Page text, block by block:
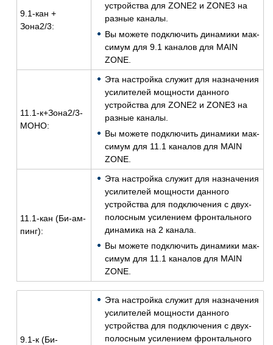
9.1-кан +
Зона2/3:
устрой­ства для ZONE2 и ZONE3 на
раз­ные ка­на­лы.
Вы мо­же­те под­клю­чить ди­на­ми­ки мак­
си­мум для 9.1 ка­на­лов для MAIN
ZONE.
11.1-к+Зона2/3-
МОНО:
Эта на­строй­ка слу­жит для на­зна­че­ния
уси­ли­те­лей мощ­но­сти дан­но­го
устрой­ства для ZONE2 и ZONE3 на
раз­ные ка­на­лы.
Вы мо­же­те под­клю­чить ди­на­ми­ки мак­
си­мум для 11.1 ка­на­лов для MAIN
ZONE.
11.1-кан (Би-ам­
пинг):
Эта на­строй­ка слу­жит для на­зна­че­ния
уси­ли­те­лей мощ­но­сти дан­но­го
устрой­ства для под­клю­че­ния с двух­
по­лос­ным уси­ле­ни­ем фрон­таль­но­го
ди­на­ми­ка на 2 ка­на­ла.
Вы мо­же­те под­клю­чить ди­на­ми­ки мак­
си­мум для 11.1 ка­на­лов для MAIN
ZONE.
9.1-к (Би-
Эта на­строй­ка слу­жит для на­зна­че­ния
уси­ли­те­лей мощ­но­сти дан­но­го
устрой­ства для под­клю­че­ния c двух­
по­лос­ным уси­ле­ни­ем фрон­таль­но­го